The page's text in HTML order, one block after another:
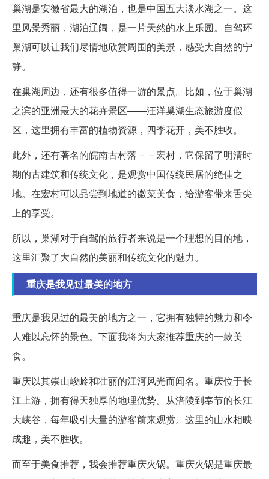
巢湖是安徽省最大的湖泊，也是中国五大淡水湖之一。这
里风景秀丽，湖泊辽阔，是一片天然的水上乐园。自驾环
巢湖可以让我们尽情地欣赏周围的美景，感受大自然的宁
静。
在巢湖周边，还有很多值得一游的景点。比如，位于巢湖
之滨的亚洲最大的花卉景区——汪洋巢湖生态旅游度假
区，这里拥有丰富的植物资源，四季花开，美不胜收。
此外，还有著名的皖南古村落－－宏村，它保留了明清时
期的古建筑和传统文化，是观赏中国传统民居的绝佳之
地。在宏村可以品尝到地道的徽菜美食，给游客带来舌尖
上的享受。
所以，巢湖对于自驾的旅行者来说是一个理想的目的地，
这里汇聚了大自然的美丽和传统文化的魅力。
重庆是我见过最美的地方
重庆是我见过的最美的地方之一，它拥有独特的魅力和令
人难以忘怀的景色。下面我将为大家推荐重庆的一款美
食。
重庆以其崇山峻岭和壮丽的江河风光而闻名。重庆位于长
江上游，拥有得天独厚的地理优势。从涪陵到奉节的长江
大峡谷，每年吸引大量的游客前来观赏。这里的山水相映
成趣，美不胜收。
而至于美食推荐，我会推荐重庆火锅。重庆火锅是重庆最